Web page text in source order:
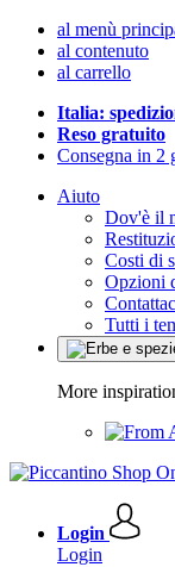
al menù
al contenuto
al carrello
Italia:
Reso gratuito
Consegna in 2
Aiuto
Dov'è il
Costi di
Opzioni
Tutti i
More
Login
Login